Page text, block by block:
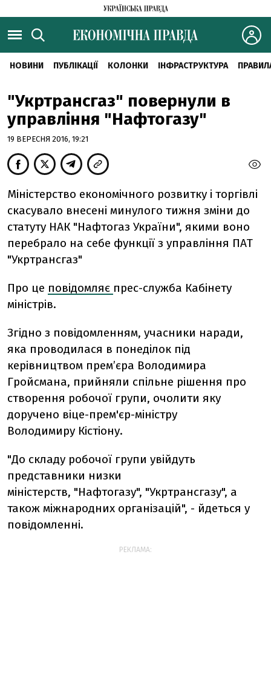
НОВИНИ ПУБЛІКАЦІЇ КОЛОНКИ ІНФРАСТРУКТУРА
"Укртрансгаз" повернули в
управління "Нафтогазу"
19 ВЕРЕСНЯ 2016, 19:21
Міністерство економічного розвитку і торгівлі
скасувало внесені минулого тижня зміни до
статуту НАК "Нафтогаз України", якими воно
перебрало на себе функції з управління ПАТ
"Укртрансгаз"
Про це повідомляє прес-служба Кабінету
міністрів.
Згідно з повідомленням, учасники наради,
яка проводилася в понеділок під
керівництвом прем’єра Володимира
Гройсмана, прийняли спільне рішення про
створення робочої групи, очолити яку
доручено віце-прем'єр-міністру
Володимиру Кістіону.
"До складу робочої групи увійдуть
представники низки
міністерств, "Нафтогазу", "Укртрансгазу", а
також міжнародних організацій", - йдеться у
повідомленні.
РЕКЛАМА: